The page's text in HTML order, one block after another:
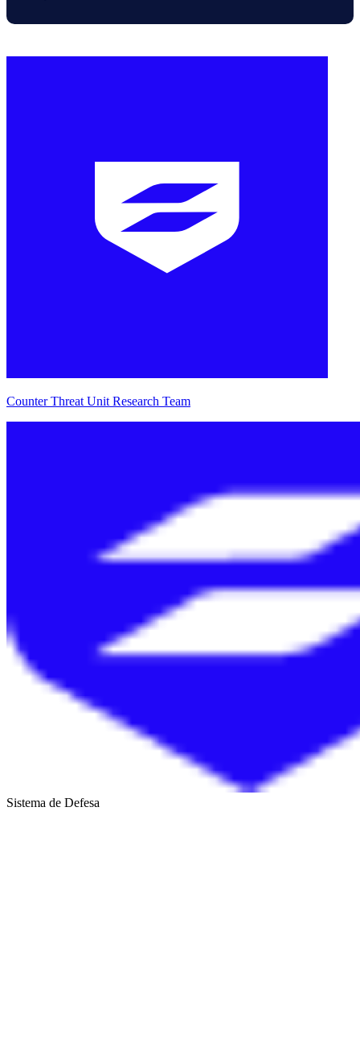
Counter Threat Unit Research Team
Sistema de Defesa